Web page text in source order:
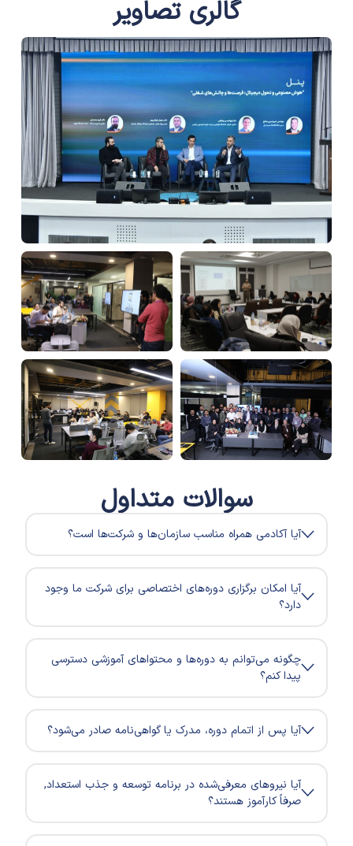
گالری تصاویر
سوالاتمتداول
آیا آکادمی همراه مناسب سازمان‌ها و شرکت‌ها است؟
آیا امکان برگزاری دوره‌های اختصاصی برای شرکت ما وجود
دارد؟
چگونه می‌توانم به دوره‌ها و محتواهای آموزشی دسترسی
پیدا کنم؟
آیا پس از اتمام دوره، مدرک یا گواهی‌نامه صادر می‌شود؟
آیا نیروهای معرفی‌شده در برنامه توسعه و جذب استعداد,
صرفاً کارآموز هستند؟